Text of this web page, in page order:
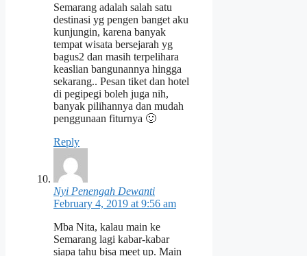
Semarang adalah salah satu
destinasi yg pengen banget aku
kunjungin, karena banyak
tempat wisata bersejarah yg
bagus2 dan masih terpelihara
keaslian bangunannya hingga
sekarang.. Pesan tiket dan hotel
di pegipegi boleh juga nih,
banyak pilihannya dan mudah
penggunaan fiturnya 🙂
Reply
Nyi Penengah Dewanti
February 4, 2019 at 9:56 am
Mba Nita, kalau main ke
Semarang lagi kabar-kabar
siapa tahu bisa meet up. Main